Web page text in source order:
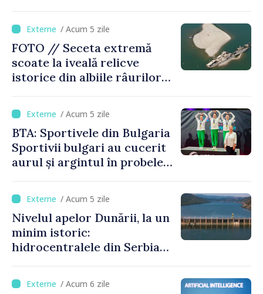
/ Acum 5 zile
FOTO // Seceta extremă
scoate la iveală relicve
istorice din albiile râurilor
/ Acum 5 zile
BTA: Sportivele din Bulgaria
Sportivii bulgari au cucerit
aurul și argintul în probele
de gimnastică aerobică de la
Oradea
/ Acum 5 zile
Nivelul apelor Dunării, la un
minim istoric:
hidrocentralele din Serbia
capacitate
/ Acum 6 zile